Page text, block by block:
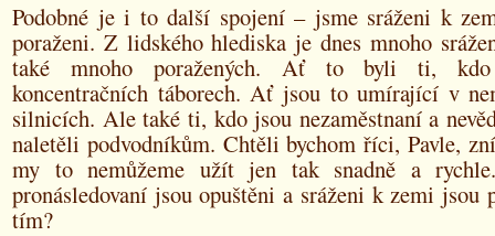
Podobné je i to další spojení – jsme sráženi k
poraženi. Z lidského hlediska je dnes mnoho
také mnoho poražených. Ať to byli ti,
koncentračních táborech. Ať jsou to umírající v
silnicích. Ale také ti, kdo jsou nezaměstnaní a
naletěli podvodníkům. Chtěli bychom říci, Pavle,
my to nemůžeme užít jen tak snadně a
pronásledovaní jsou opuštěni a sráženi k zemi jsou
tím?